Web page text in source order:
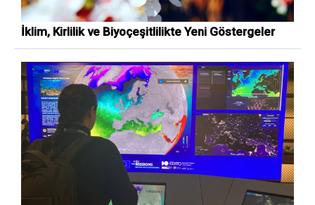
İklim, Kirlilik ve Biyoçeşitlilikte Yeni Göstergeler